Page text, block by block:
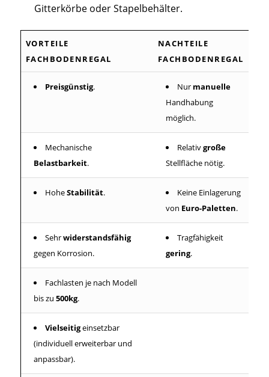
Gitterkörbe oder Stapelbehälter.
VORTEILE
FACHBODENREGAL
NACHTEILE
FACHBODENREGAL
Preisgünstig. Nur manuelle
Handhabung
möglich.
Mechanische
Belastbarkeit.
Relativgroße
Stellfläche nötig.
HoheStabilität.
Keine Einlagerung
von Euro-Paletten.
Sehrwiderstandsfähig
gegen Korrosion.
Tragfähigkeit
gering.
Fachlasten je nach Modell
bis zu 500kg.
Vielseitigeinsetzbar
(individuell erweiterbar und
anpassbar).